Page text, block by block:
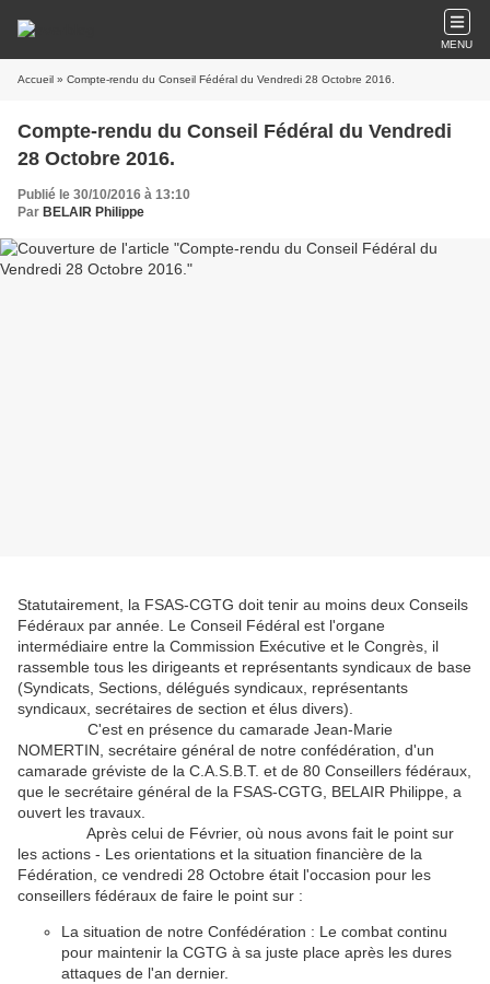
MENU
Accueil » Compte-rendu du Conseil Fédéral du Vendredi 28 Octobre 2016.
Compte-rendu du Conseil Fédéral du Vendredi
28 Octobre 2016.
Publié le 30/10/2016 à 13:10
Par BELAIR Philippe
Statutairement, la FSAS-CGTG doit tenir au moins deux Conseils
Fédéraux par année. Le Conseil Fédéral est l'organe
intermédiaire entre la Commission Exécutive et le Congrès, il
rassemble tous les dirigeants et représentants syndicaux de base
(Syndicats, Sections, délégués syndicaux, représentants
syndicaux, secrétaires de section et élus divers).
C'est en présence du camarade Jean-Marie
NOMERTIN, secrétaire général de notre confédération, d'un
camarade gréviste de la C.A.S.B.T. et de 80 Conseillers fédéraux,
que le secrétaire général de la FSAS-CGTG, BELAIR Philippe, a
ouvert les travaux.
Après celui de Février, où nous avons fait le point sur
les actions - Les orientations et la situation financière de la
Fédération, ce vendredi 28 Octobre était l'occasion pour les
conseillers fédéraux de faire le point sur :
La situation de notre Confédération : Le combat continu
pour maintenir la CGTG à sa juste place après les dures
attaques de l'an dernier.